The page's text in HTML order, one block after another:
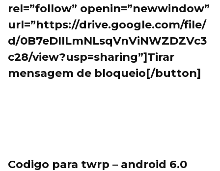
rel=”follow” openin=”newwindow”
url=”https://drive.google.com/file/
d/0B7eDlILmNLsqVnViNWZDZVc3
c28/view?usp=sharing”]Tirar
mensagem de bloqueio[/button]
Codigo para twrp – android 6.0